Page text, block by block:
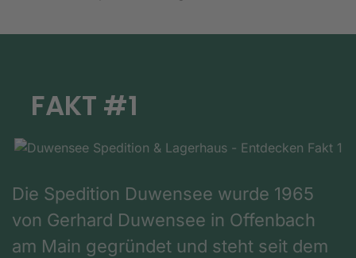
FAKT #1
Die Spedition Duwensee wurde 1965
von Gerhard Duwensee in Offenbach
am Main gegründet und steht seit dem